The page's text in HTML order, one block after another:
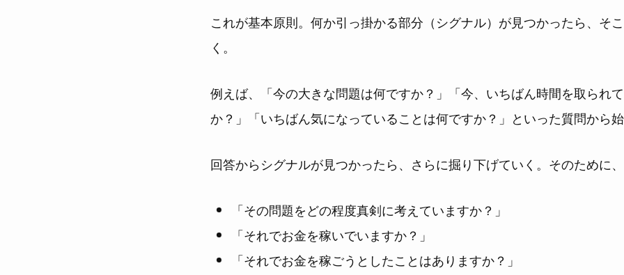
これが基本原則。何か引っ掛かる部分（シグナル）が見つかったら、そ
く。
例えば、「今の大きな問題は何ですか？」「今、いちばん時間を取られ
か？」「いちばん気になっていることは何ですか？」といった質問から
回答からシグナルが見つかったら、さらに掘り下げていく。そのために、
「その問題をどの程度真剣に考えていますか？」
「それでお金を稼いでいますか？」
「それでお金を稼ごうとしたことはありますか？」